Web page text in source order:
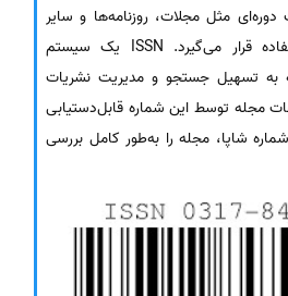
مثل مجلات، روزنامه‌ها و سایر
نشریات پیوسته مورداستفاده قرار می‌گیرد. ISSN یک سیستم
به تسهیل جستجو و مدیریت نشریات
مجله توسط این شماره قابل‌دستیابی
شاپا، مجله را به‌طور کامل بررسی